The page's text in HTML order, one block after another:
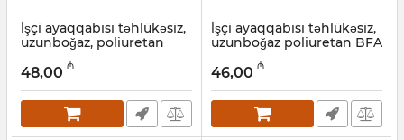
İşçi ayaqqabısı təhlükəsiz,
uzunboğaz, poliuretan
Artikul: 034001009
48,00 ₼
İşçi ayaqqabısı təhlükəsiz,
uzunboğaz poliuretan BFA
Artikul: 034001007
46,00 ₼